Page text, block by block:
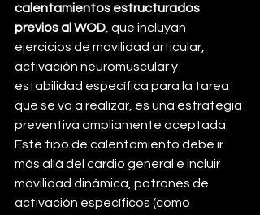
calentamientos estructurados
previos al WOD , que incluyan
ejercicios de movilidad articular,
activación neuromuscular y
estabilidad específica para la tarea
que se va a realizar, es una estrategia
preventiva ampliamente aceptada.
Este tipo de calentamiento debe ir
más allá del cardio general e incluir
movilidad dinámica, patrones de
activación específicos (como